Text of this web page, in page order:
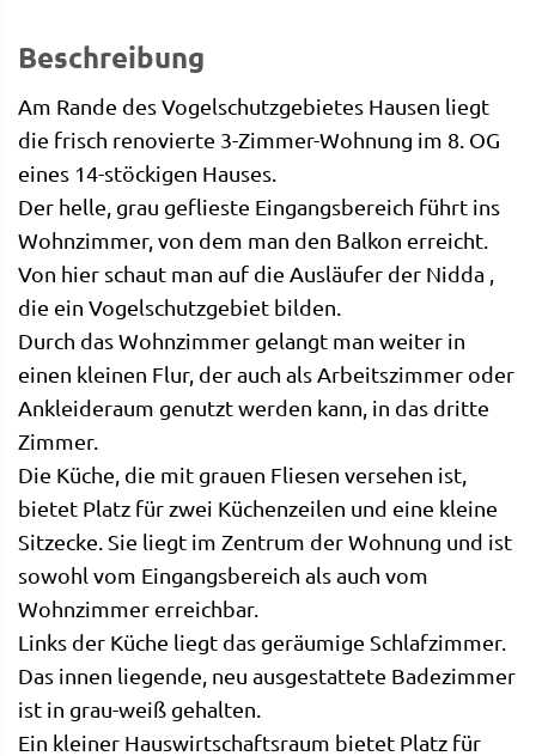
Beschreibung
Am Rande des Vogelschutzgebietes Hausen liegt
die frisch renovierte 3-Zimmer-Wohnung im 8. OG
eines 14-stöckigen Hauses.
Der helle, grau geflieste Eingangsbereich führt ins
Wohnzimmer, von dem man den Balkon erreicht.
Von hier schaut man auf die Ausläufer der Nidda ,
die ein Vogelschutzgebiet bilden.
Durch das Wohnzimmer gelangt man weiter in
einen kleinen Flur, der auch als Arbeitszimmer oder
Ankleideraum genutzt werden kann, in das dritte
Zimmer.
Die Küche, die mit grauen Fliesen versehen ist,
bietet Platz für zwei Küchenzeilen und eine kleine
Sitzecke. Sie liegt im Zentrum der Wohnung und ist
sowohl vom Eingangsbereich als auch vom
Wohnzimmer erreichbar.
Links der Küche liegt das geräumige Schlafzimmer.
Das innen liegende, neu ausgestattete Badezimmer
ist in grau-weiß gehalten.
Ein kleiner Hauswirtschaftsraum bietet Platz für